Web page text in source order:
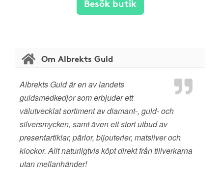
Besök butik
Om Albrekts Guld
Albrekts Guld är en av landets
guldsmedkedjor som erbjuder ett
välutvecklat sortiment av diamant-, guld- och
silversmycken, samt även ett stort utbud av
presentartiklar, pärlor, bijouterier, matsilver och
klockor. Allt naturligtvis köpt direkt från tillverkarna
utan mellanhänder!